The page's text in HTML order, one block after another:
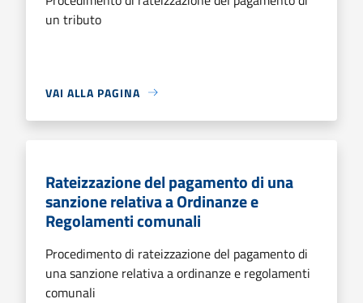
un tributo
VAI ALLA PAGINA
Rateizzazione del pagamento di una
sanzione relativa a Ordinanze e
Regolamenti comunali
Procedimento di rateizzazione del pagamento di
una sanzione relativa a ordinanze e regolamenti
comunali